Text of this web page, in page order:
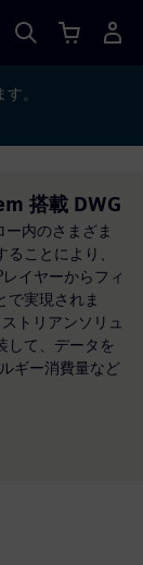
。
搭載 DWG
ー内のさまざま
ことにより、
イヤーからフィ
で実現されま
トリアンソリュ
して、データを
ギー消費量など